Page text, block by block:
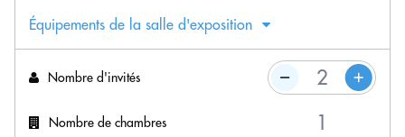
Équipements de la salle d'exposition
Nombre d'invités
Nombre de chambres